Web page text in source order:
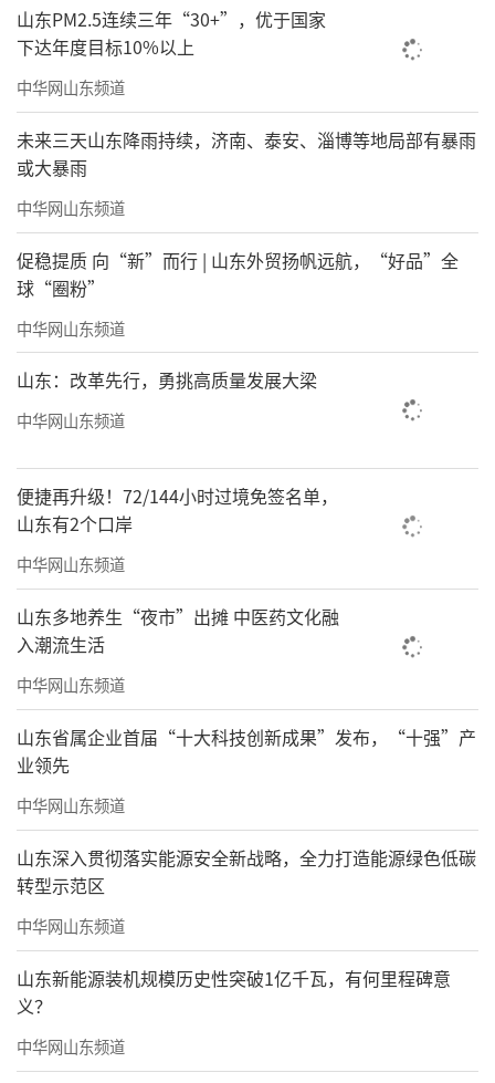
山东PM2.5连续三年“30+”，优于国家
下达年度目标10%以上
中华网山东频道
未来三天山东降雨持续，济南、泰安、淄博等地局部有暴雨
或大暴雨
中华网山东频道
促稳提质 向“新”而行 | 山东外贸扬帆远航，“好品”全
球“圈粉”
中华网山东频道
山东：改革先行，勇挑高质量发展大梁
中华网山东频道
便捷再升级！72/144小时过境免签名单，
山东有2个口岸
中华网山东频道
山东多地养生“夜市”出摊 中医药文化融
入潮流生活
中华网山东频道
山东省属企业首届“十大科技创新成果”发布，“十强”产
业领先
中华网山东频道
山东深入贯彻落实能源安全新战略，全力打造能源绿色低碳
转型示范区
中华网山东频道
山东新能源装机规模历史性突破1亿千瓦，有何里程碑意
义？
中华网山东频道